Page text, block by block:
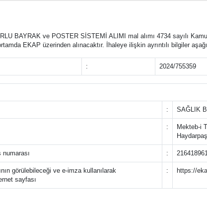
BAYRAK ve POSTER SİSTEMİ ALIMI mal alımı 4734 sayılı
EKAP üzerinden alınacaktır. İhaleye ilişkin ayrıntılı bilgiler
: 2024/755359
: SAĞLIK
:
Mekteb-i
:
görülebileceği ve e-imza kullanılarak
sayfası
: https://